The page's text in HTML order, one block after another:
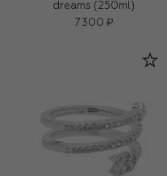
dreams (250ml)
7 300 ₽